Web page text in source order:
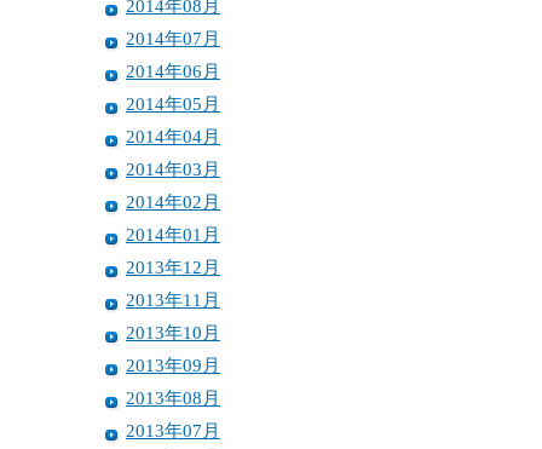
2014年08月
2014年07月
2014年06月
2014年05月
2014年04月
2014年03月
2014年02月
2014年01月
2013年12月
2013年11月
2013年10月
2013年09月
2013年08月
2013年07月